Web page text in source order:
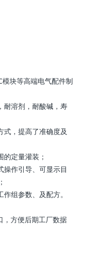
块等高端电气配件制
耐溶剂，耐酸碱，寿
式，提高了准确度及
定量灌装；
操作引导、可显示目
组参数、及配方。
，方便后期工厂数据